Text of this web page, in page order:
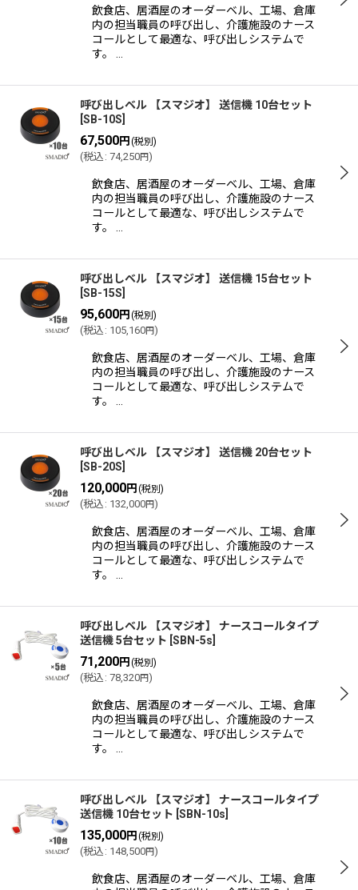
飲食店、居酒屋のオーダーベル、工場、倉庫
内の担当職員の呼び出し、介護施設のナース
コールとして最適な、呼び出しシステムで
す。 …
呼び出しベル 【スマジオ】 送信機 10台セット
SB-10S
67,500円 (税別)
(税込 : 74,250円)
飲食店、居酒屋のオーダーベル、工場、倉庫
内の担当職員の呼び出し、介護施設のナース
コールとして最適な、呼び出しシステムで
す。 …
呼び出しベル 【スマジオ】 送信機 15台セット
SB-15S
95,600円 (税別)
(税込 : 105,160円)
飲食店、居酒屋のオーダーベル、工場、倉庫
内の担当職員の呼び出し、介護施設のナース
コールとして最適な、呼び出しシステムで
す。 …
呼び出しベル 【スマジオ】 送信機 20台セット
SB-20S
120,000円 (税別)
(税込 : 132,000円)
飲食店、居酒屋のオーダーベル、工場、倉庫
内の担当職員の呼び出し、介護施設のナース
コールとして最適な、呼び出しシステムで
す。 …
呼び出しベル 【スマジオ】 ナースコールタイプ
送信機 5台セット SBN-5s
71,200円 (税別)
(税込 : 78,320円)
飲食店、居酒屋のオーダーベル、工場、倉庫
内の担当職員の呼び出し、介護施設のナース
コールとして最適な、呼び出しシステムで
す。 …
呼び出しベル 【スマジオ】 ナースコールタイプ
送信機 10台セット SBN-10s
135,000円 (税別)
(税込 : 148,500円)
飲食店、居酒屋のオーダーベル、工場、倉庫